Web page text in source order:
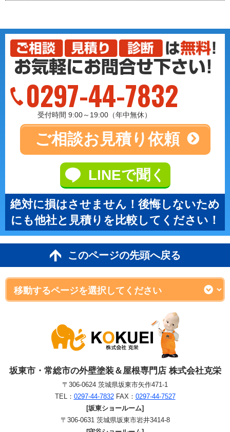
0297-44-7832
受付時間 9:00～19:00（年中無休）
ご相談お見積り依頼
LINEで聞く
絶対に損はさせません！後悔しないため
にも他社と見積りを比較してください！
このページの先頭へ戻る
坂東市・常総市の外壁塗装＆屋根専門店 株式会社克栄
〒306-0624 茨城県坂東市矢作471-1
TEL： 0297-44-7832FAX： 0297-44-7527
[坂東ショールーム]
〒306-0631 茨城県坂東市岩井3414-8